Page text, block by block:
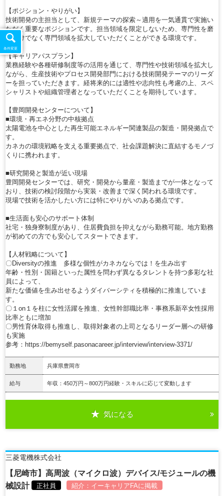
【ポジション・やりがい】
技術開発の主担当として、新規テーマの探索～適用を一気通貫で実施い
ただく重要なポジションです。担当領域を限定しないため、専門性を磨
くだけでなく専門領域を拡大していただくことができる環境です。
【キャリアパスプラン】
業務経験や各種研修制度等の活用を通じて、専門性や技術領域を拡大し
ながら、生産技術やプロセス開発部門における技術開発テーマのリーダ
ーを担っていただきます。経将来的には適性や志向性も考慮の上、スペ
シャリストや組織管理者となっていただくことを期待しています。
【豊岡開発センターについて】
■環境・再エネ分野の中核拠点
太陽電池を中心とした再生可能エネルギー関連製品の製造・開発拠点で
す。
カネカの環境戦略を支える重要拠点で、社会課題解決に直結するモノづ
くりに携われます。
■研究開発と製造が近い現場
豊岡開発センターでは、研究・開発から量産・製造までが一体となって
おり、技術の検討段階から実装・改善まで深く関われる環境です。
現場で技術を活かしたい方には特にやりがいのある拠点です。
■生活面も安心のサポート体制
社宅・独身寮制度があり、住居費負担を抑えながら勤務可能。地方勤務
が初めての方でも安心してスタートできます。
【人材戦略について】
〇Diversityの推進 多様な個性がカネカならでは！を生み出す
年齢・性別・国籍といった属性を問わず異なるタレントを持つ多彩な社
員によって、
新たな価値を生み出せるようダイバーシティを積極的に推進していま
す。
〇１on１を柱に女性活躍を推進、女性幹部職比率・事務系新卒女性採用
比率ともに増加
〇男性育休取得も推進し、取得対象者の上司となるリーダー層への研修
も実施
参考：https://bemyself.pasonacareer.jp/interview/interview-3371/
勤務地 兵庫県豊岡市
給与 年収：450万円～800万円経験・スキルに応じて変動します
気になる
三菱電機株式会社
【尼崎市】高周波（マイクロ波）デバイス/モジュールの機
械設計
正社員 紹介： イーキャリアFAに掲載
条件変更